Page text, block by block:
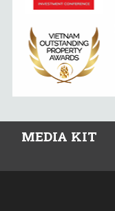
MEDIA KIT